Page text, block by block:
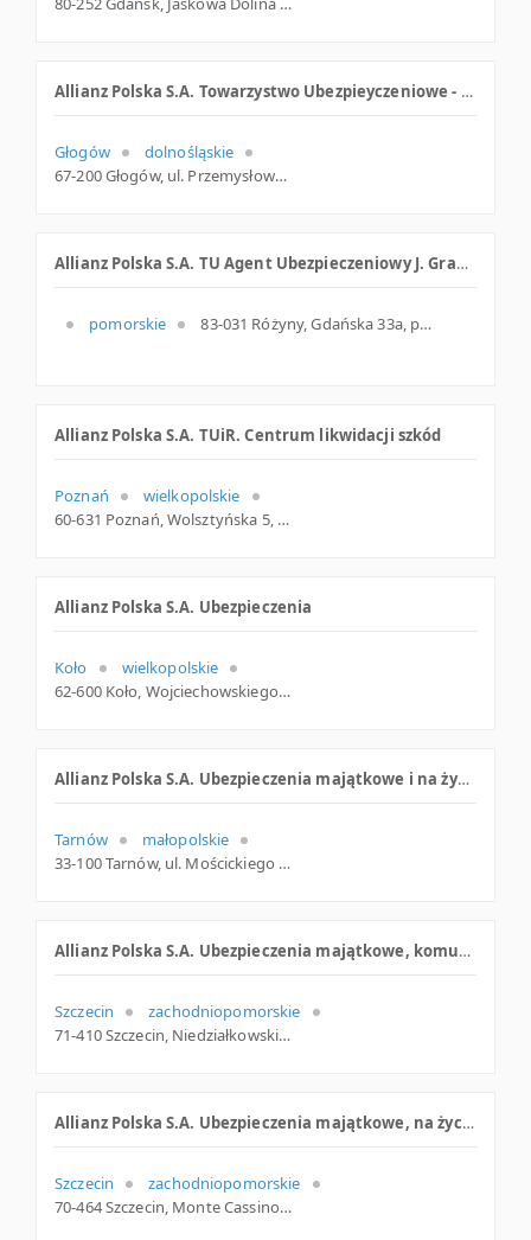
Allianz Polska S.A. Towarzystwo Ubezpieyczeniowe - Agencja
Głogów
dolnośląskie
67-200 Głogów, ul. Przemysłowa 3, dolnośląskie
Allianz Polska S.A. TU Agent Ubezpieczeniowy J. Granatowski
pomorskie 83-031 Różyny, Gdańska 33a, pomorskie
Allianz Polska S.A. TUiR. Centrum likwidacji szkód
Poznań
wielkopolskie
60-631 Poznań, Wolsztyńska 5, woj. Wielkopolskie, pow. Poznań, gm. Poznań
Allianz Polska S.A. Ubezpieczenia
Koło
wielkopolskie
62-600 Koło, Wojciechowskiego 5, woj. Wielkopolskie, pow. Kolski, gm. Koło
Allianz Polska S.A. Ubezpieczenia majątkowe i na życie
Tarnów
małopolskie
33-100 Tarnów, ul. Mościckiego 23, małopolskie
Allianz Polska S.A. Ubezpieczenia majątkowe, komunikacyjne, fundusz emerytalny
Szczecin
zachodniopomorskie
71-410 Szczecin, Niedziałkowskiego 24 (wieżowiec TVP), zachodniopomorskie
Allianz Polska S.A. Ubezpieczenia majątkowe, na życie, usługi bankowe
Szczecin
zachodniopomorskie
70-464 Szczecin, Monte Cassino 37, woj. Zachodniopomorskie, pow. Szczecin, gm. Szczecin